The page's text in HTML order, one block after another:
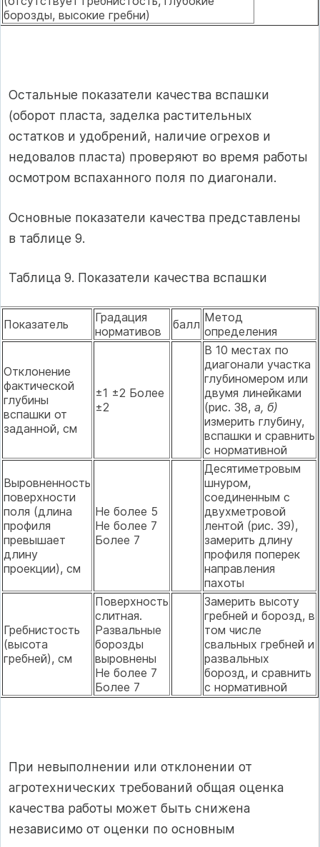
борозды, высокие гребни)
Остальные показатели качества вспашки
(оборот пласта, заделка растительных
остатков и удобрений, наличие огрехов и
недовалов пласта) проверяют во время работы
осмотром вспаханного поля по диагонали.
Основные показатели качества представлены
в таблице 9.
Таблица 9. Показатели качества вспашки
Показатель
Градация
нормативов
балл Метод
определения
Отклонение
фактической
глубины
вспашки от
заданной, см
±1 ±2 Более
±2
В 10 местах по
диагонали участка
глубиномером или
двумя линейками
(рис. 38, а, б)
измерить глубину,
вспашки и сравнить
с нормативной
Выровненность
поверхности
поля (длина
профиля
превышает
длину
проекции), см
Не более 5
Не более 7
Более 7
Десятиметровым
шнуром,
соединенным с
двухметровой
лентой (рис. 39),
замерить длину
профиля поперек
направления
пахоты
Гребнистость
(высота
гребней), см
Поверхность
слитная.
Развальные
борозды
выровнены
Не более 7
Более 7
Замерить высоту
гребней и борозд, в
том числе
свальных гребней и
развальных
борозд, и сравнить
с нормативной
При невыполнении или отклонении от
агротехнических требований общая оценка
качества работы может быть снижена
независимо от оценки по основным